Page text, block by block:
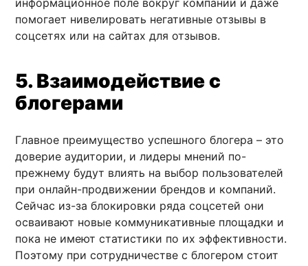
помогает нивелировать негативные отзывы в
соцсетях или на сайтах для отзывов.
5. Взаимодействие с
блогерами
Главное преимущество успешного блогера – это
доверие аудитории, и лидеры мнений по-
прежнему будут влиять на выбор пользователей
при онлайн-продвижении брендов и компаний.
Сейчас из-за блокировки ряда соцсетей они
осваивают новые коммуникативные площадки и
пока не имеют статистики по их эффективности.
Поэтому при сотрудничестве с блогером стоит